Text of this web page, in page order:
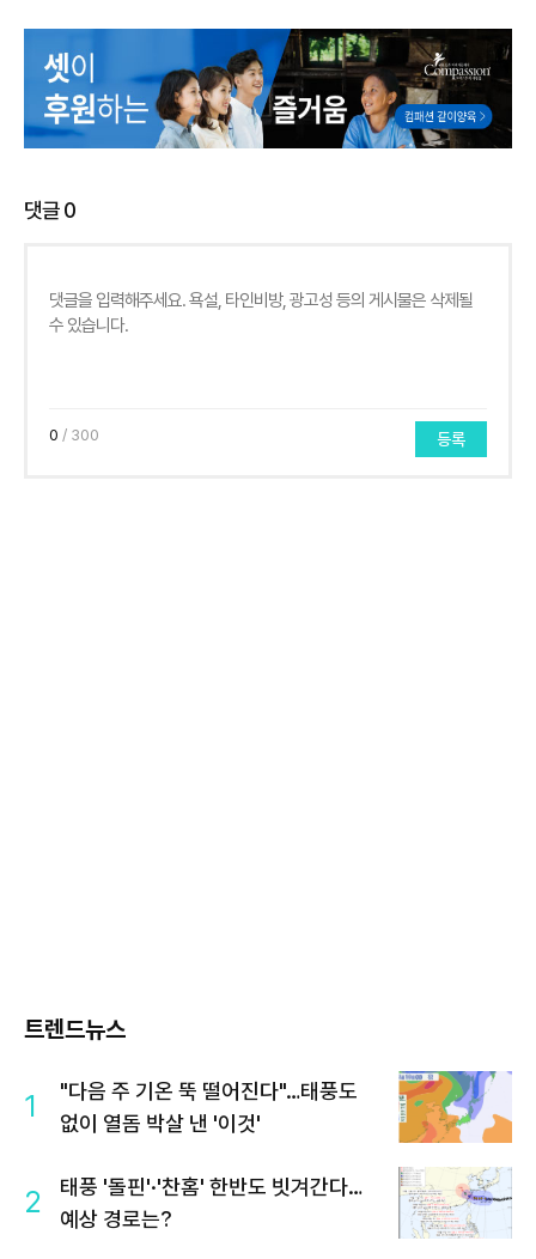
댓글0
0 / 300 등록
트렌드뉴스
1
"다음 주 기온 뚝 떨어진다"…태풍도
없이 열돔 박살 낸 '이것'
2
태풍 '돌핀'·'찬홈' 한반도 빗겨간다…
예상 경로는?